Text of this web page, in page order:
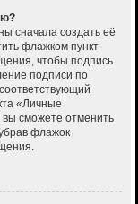
сначала создать её
флажком пункт
чтобы подпись
подписи по
«Личные
вы сможете отменить
флажок